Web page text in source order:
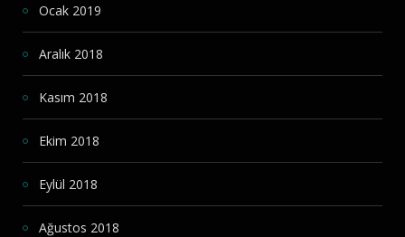
Ocak 2019
Aralık 2018
Kasım 2018
Ekim 2018
Eylül 2018
Ağustos 2018